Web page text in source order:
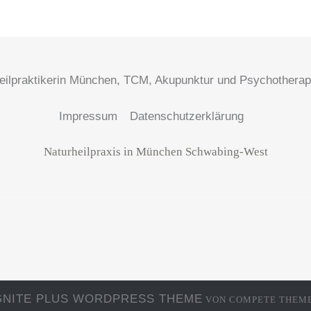
München, TCM, Akupunktur und
Impressum Datenschutzerklärung
Naturheilpraxis in München Schwabing-West
PLUS WORDPRESS THEME VON COMPETE